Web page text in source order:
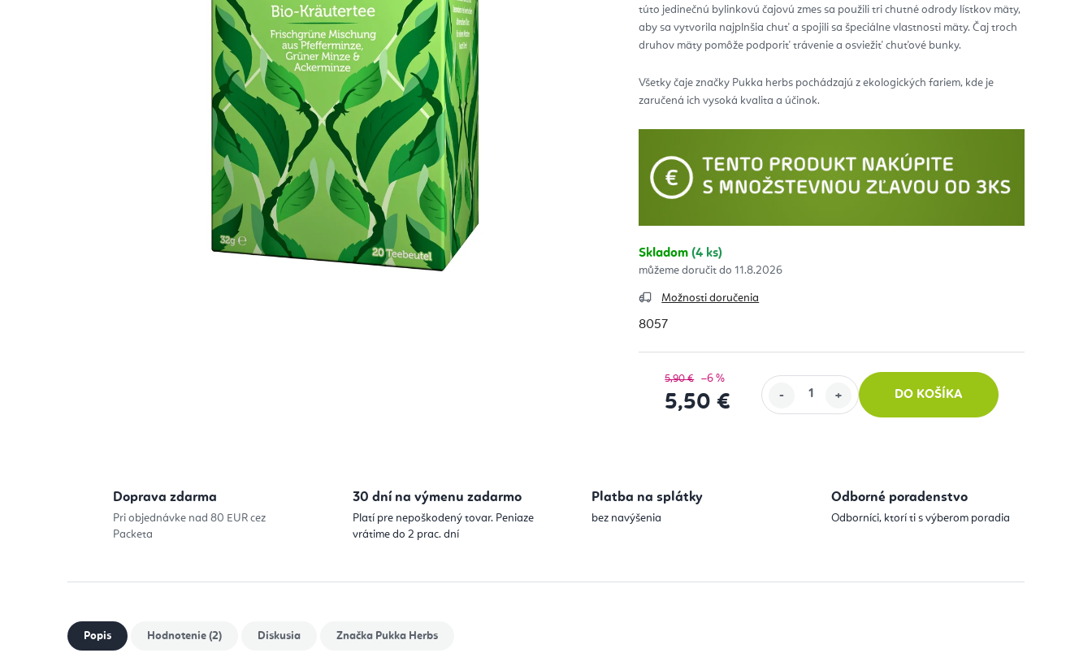
túto jedinečnú bylinkovú čajovú zmes sa použili tri chutné odrody lístkov mäty,
aby sa vytvorila najplnšia chuť a spojili sa špeciálne vlastnosti mäty. Čaj troch
druhov mäty pomôže podporiť trávenie a osviežiť chuťové bunky.
Všetky čaje značky Pukka herbs pochádzajú z ekologických fariem, kde je
zaručená ich vysoká kvalita a účinok.
Skladom(4 ks)
11.8.2026
Možnosti doručenia
8057
5,90 € –6 %
5,50 € DO KOŠÍKA
Doprava zdarma
Pri objednávke nad 80 EUR cez
Packeta
30 dní na výmenu zadarmo
Platí pre nepoškodený tovar. Peniaze
vrátime do 2 prac. dní
Platba na splátky
bez navýšenia
Odborné poradenstvo
Odborníci, ktorí ti s výberom poradia
Popis Hodnotenie (2) Diskusia Značka Pukka Herbs